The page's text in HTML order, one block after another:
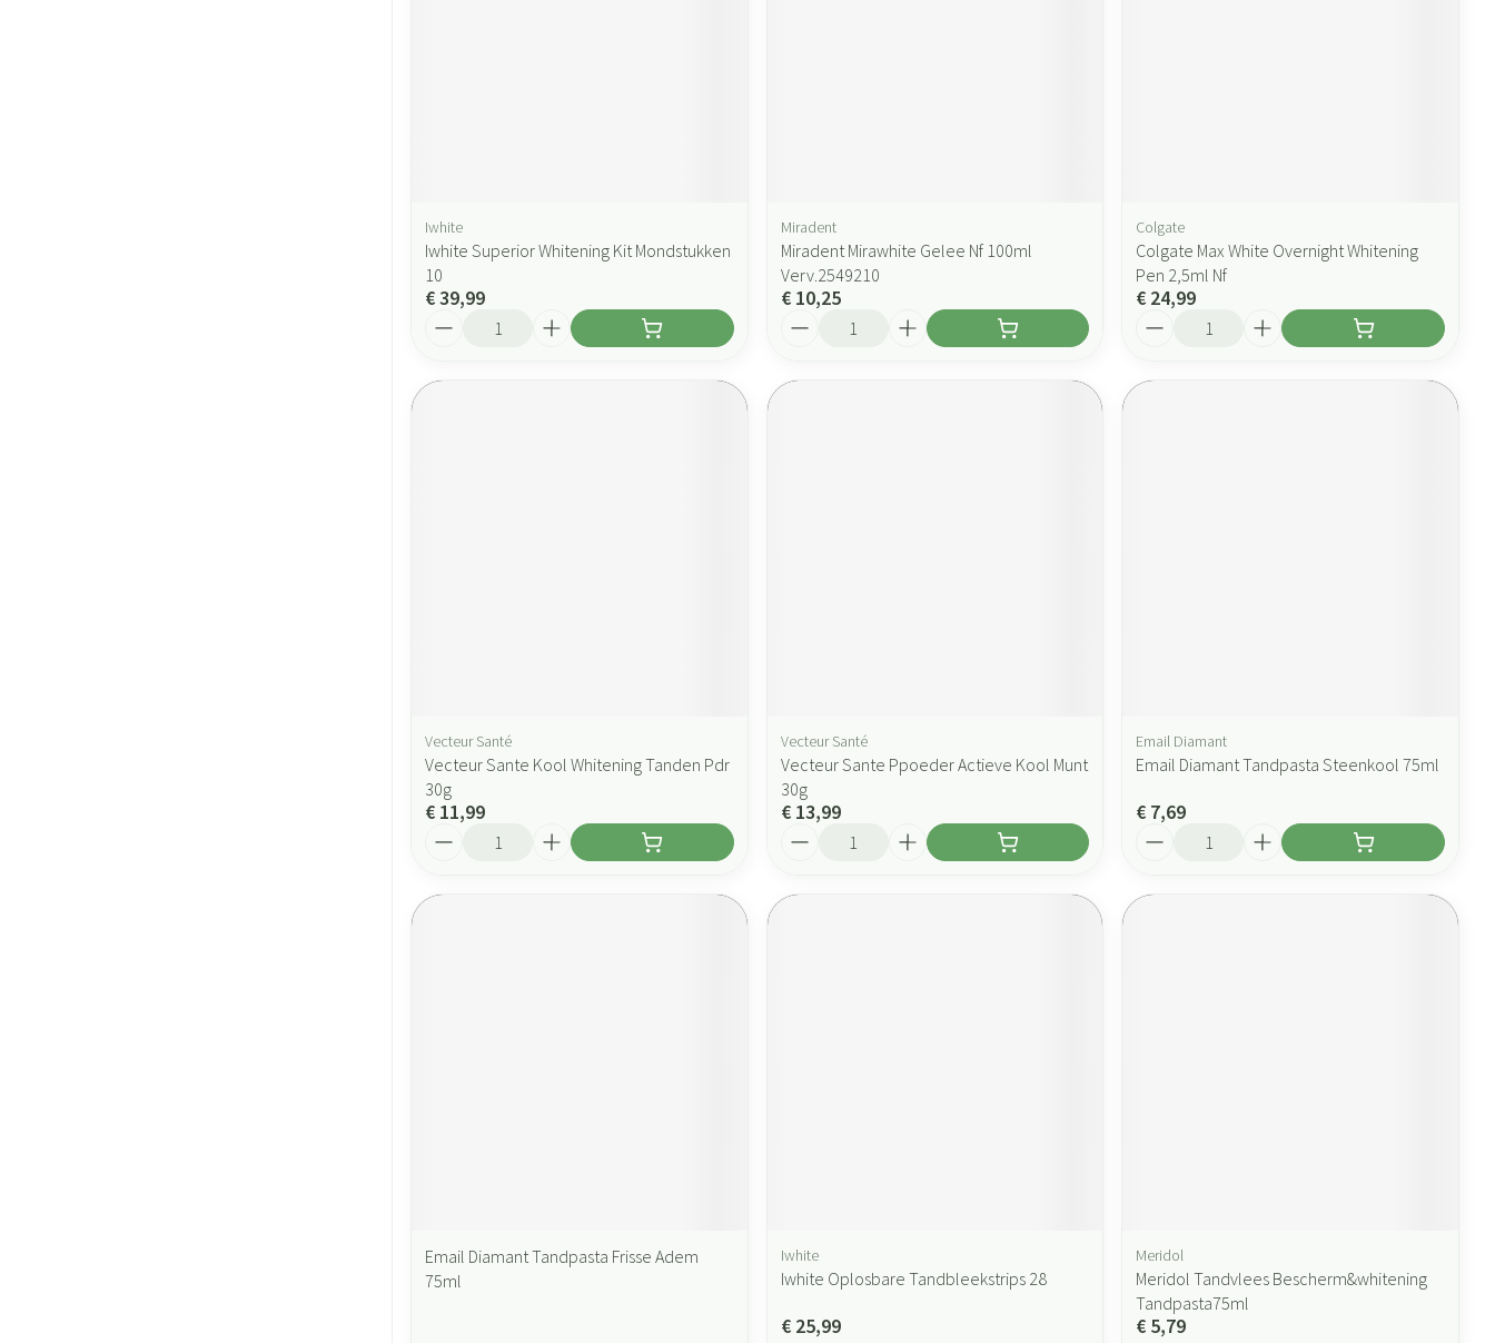
Iwhite
Iwhite Superior Whitening Kit Mondstukken
10
€ 39,99
Miradent
Miradent Mirawhite Gelee Nf 100ml
Verv.2549210
€ 10,25
Colgate
Colgate Max White Overnight Whitening
Pen 2,5ml Nf
€ 24,99
Vecteur Santé
Vecteur Sante Kool Whitening Tanden Pdr
30g
€ 11,99
Vecteur Santé
Vecteur Sante Ppoeder Actieve Kool Munt
30g
€ 13,99
Email Diamant
Email Diamant Tandpasta Steenkool 75ml
€ 7,69
Email Diamant Tandpasta Frisse Adem
75ml
Iwhite
Iwhite Oplosbare Tandbleekstrips 28
€ 25,99
Meridol
Meridol Tandvlees Bescherm&whitening
Tandpasta75ml
€ 5,79